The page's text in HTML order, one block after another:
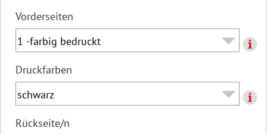
Vorderseiten
Druckfarben
Rückseite/n